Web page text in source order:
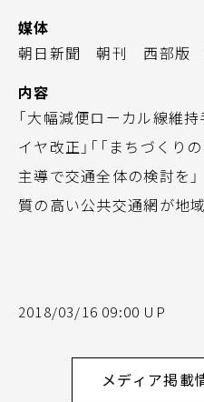
媒体
朝日新聞 朝刊 西部版
内容
「大幅減便ローカル線維
イヤ改正」「「まちづくり
主導で交通全体の検討を」
質の高い公共交通網が地
2018/03/16 09:00 UP
メディア掲載